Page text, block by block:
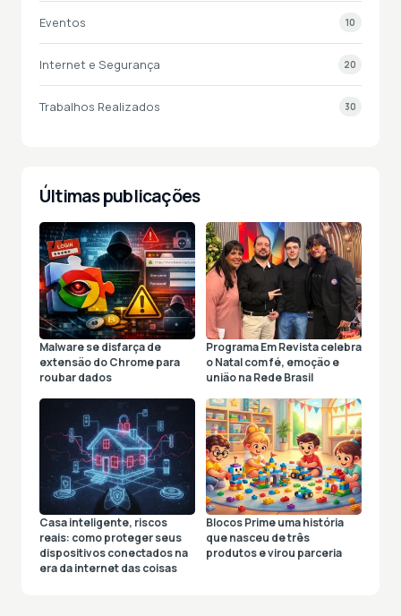
Eventos 10
Internet e Segurança 20
Trabalhos Realizados 30
Últimas publicações
Malware se disfarça de
extensão do Chrome para
roubar dados
Programa Em Revista celebra
o Natal com fé, emoção e
união na Rede Brasil
Casa inteligente, riscos
reais: como proteger seus
dispositivos conectados na
era da internet das coisas
Blocos Prime uma história
que nasceu de três
produtos e virou parceria